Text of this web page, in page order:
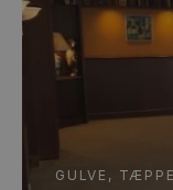
GULVE ,